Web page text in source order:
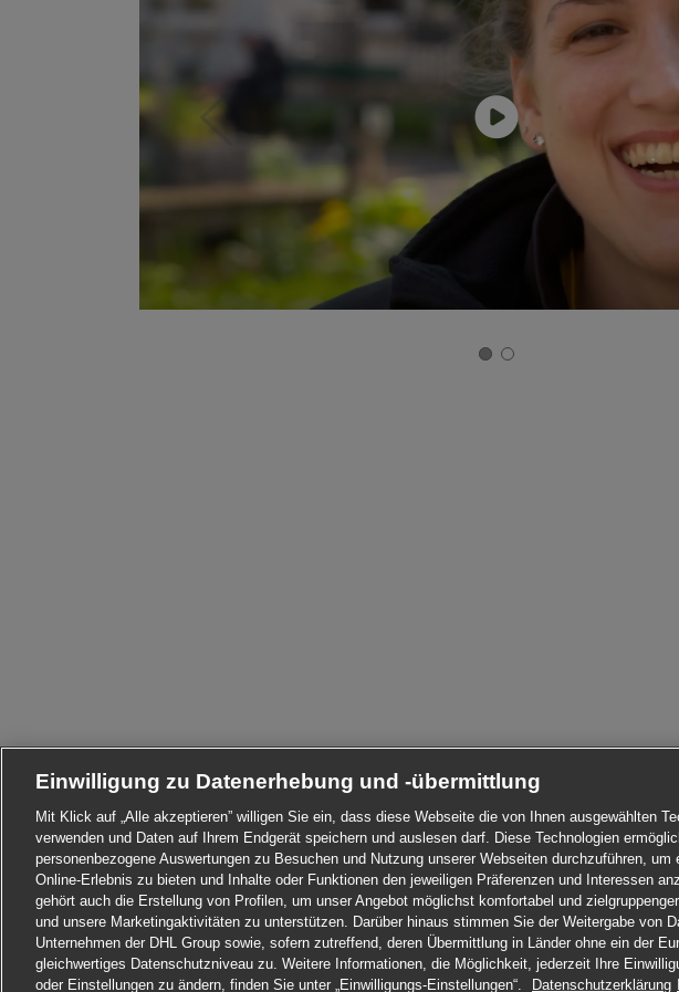
Einwilligung zu Datenerhebung und -übermittlung
Mit Klick auf „Alle akzeptieren” willigen Sie ein, dass diese Webseite die von Ihnen ausgewählten
verwenden und Daten auf Ihrem Endgerät speichern und auslesen darf. Diese Technologien
personenbezogene Auswertungen zu Besuchen und Nutzung unserer Webseiten durchzuführen, um
Online-Erlebnis zu bieten und Inhalte oder Funktionen den jeweiligen Präferenzen und Interessen
gehört auch die Erstellung von Profilen, um unser Angebot möglichst komfortabel und
und unsere Marketingaktivitäten zu unterstützen. Darüber hinaus stimmen Sie der Weitergabe von
Unternehmen der DHL Group sowie, sofern zutreffend, deren Übermittlung in Länder ohne ein der
gleichwertiges Datenschutzniveau zu. Weitere Informationen, die Möglichkeit, jederzeit Ihre
oder Einstellungen zu ändern, finden Sie unter „Einwilligungs-Einstellungen“.
Datenschutzerklärung